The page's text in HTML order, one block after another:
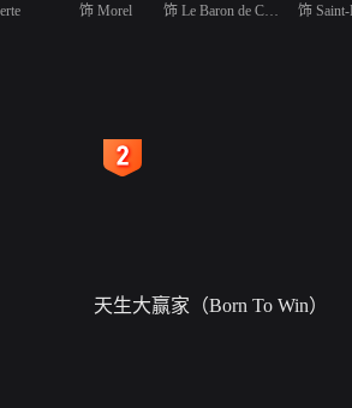
饰 Morel 饰
天生大赢家（Born To Win）